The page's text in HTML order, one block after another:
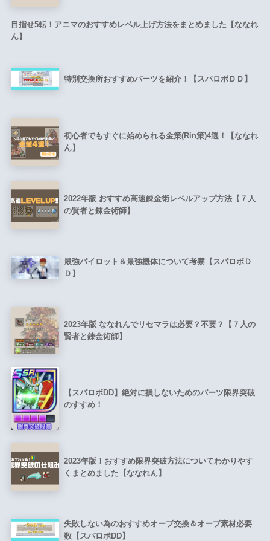
目指せ5転！アニマのおすすめレベル上げ方法をまとめました【ななれ
ん】
特別交換所おすすめパーツを紹介！【スパロボＤＤ】
初心者でもすぐに始められる金策(Rin策)4選！【ななれ
ん】
2022年版 おすすめ高速錬金術レベルアップ方法【７人
の賢者と錬金術師】
最強パイロット＆最強機体について考察【スパロボＤ
Ｄ】
2023年版 ななれんでリセマラは必要？不要？【７人の
賢者と錬金術師】
【スパロボDD】絶対に損しないためのパーツ限界突破
のすすめ！
2023年版！おすすめ限界突破方法についてわかりやす
くまとめました【ななれん】
失敗しない為のおすすめオーブ交換＆オーブ素材必要
数【スパロボDD】